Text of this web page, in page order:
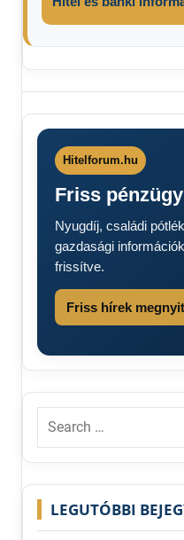
Viktor
Hitelforum.hu
Friss
Nyugdíj, családi
gazdasági
frissítve.
Friss hírek
Search
LEGUTÓBBI